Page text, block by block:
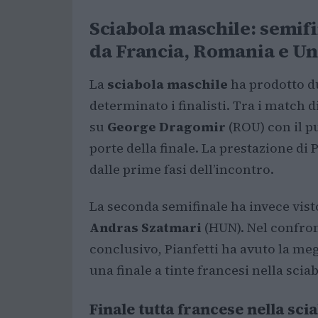
Sciabola maschile:
da Francia, Romania e
La sciabola maschile ha prodotto
determinato i finalisti. Tra i match
su George Dragomir (ROU) con il
porte della finale. La prestazione di
dalle prime fasi dell’incontro.
La seconda semifinale ha invece
Andras Szatmari (HUN). Nel
conclusivo, Pianfetti ha avuto la
una finale a tinte francesi nella
Finale tutta francese nella